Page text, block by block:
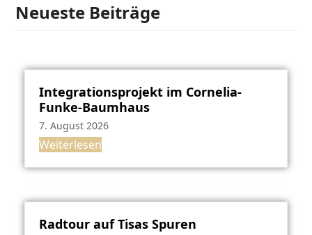
Neueste Beiträge
Integrationsprojekt im Cornelia-
Funke-Baumhaus
7. August 2026
Weiterlesen
Radtour auf Tisas Spuren